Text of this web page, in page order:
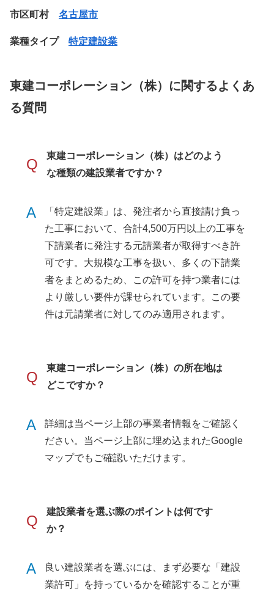
市区町村 名古屋市
業種タイプ 特定建設業
東建コーポレーション（株）に関するよくあ
る質問
Q
東建コーポレーション（株）はどのよう
な種類の建設業者ですか？
A
「特定建設業」は、発注者から直接請け負っ
た工事において、合計4,500万円以上の工事を
下請業者に発注する元請業者が取得すべき許
可です。大規模な工事を扱い、多くの下請業
者をまとめるため、この許可を持つ業者には
より厳しい要件が課せられています。この要
件は元請業者に対してのみ適用されます。
Q
東建コーポレーション（株）の所在地は
どこですか？
A
詳細は当ページ上部の事業者情報をご確認く
ださい。当ページ上部に埋め込まれたGoogle
マップでもご確認いただけます。
Q
建設業者を選ぶ際のポイントは何です
か？
A
良い建設業者を選ぶには、まず必要な「建設
業許可」を持っているかを確認することが重